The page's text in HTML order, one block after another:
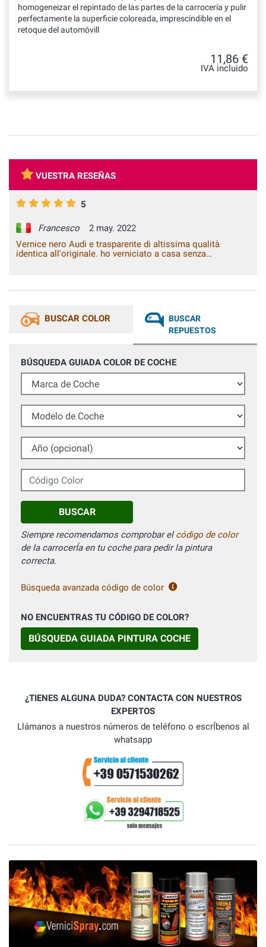
homogeneizar el repintado de las partes de la carrocería y pulir
perfectamente la superficie coloreada, imprescindible en el
retoque del automóvill
11,86 €
IVA incluido
VUESTRA RESEÑAS
5
Francesco
2 may. 2022
Vernice nero Audi e trasparente di altissima qualità
identica all'originale. ho verniciato a casa senza
il pezzo al lavaggio sia con idropulitrice sia al lavaggio con
BUSCAR COLOR
BUSCAR
REPUESTOS
BÚSQUEDA GUIADA COLOR DE COCHE
Marca de Coche
Modelo de Coche
Año (opcional)
Código Color
BUSCAR
Siempre recomendamos comprobar elcódigo de color
de la carrocerÍa en tu coche para pedir la pintura
correcta.
Búsqueda avanzada código de color
NO ENCUENTRAS TU CÓDIGO DE COLOR?
BÚSQUEDA GUIADA PINTURA COCHE
¿TIENES ALGUNA DUDA? CONTACTA CON NUESTROS
EXPERTOS
Llámanos a nuestros números de teléfono o escrÍbenos al
whatsapp